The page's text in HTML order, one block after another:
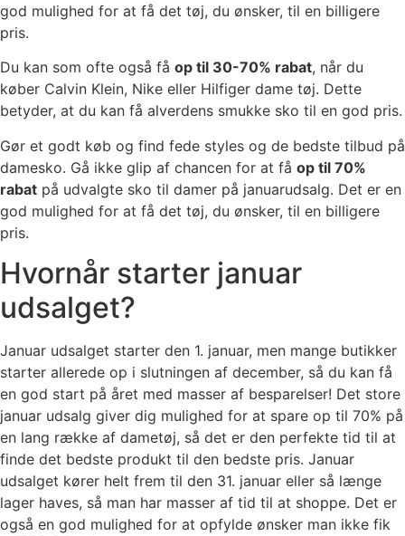
god mulighed for at få det tøj, du ønsker, til en billigere
pris.
Du kan som ofte også få op til 30-70% rabat, når du
køber Calvin Klein, Nike eller Hilfiger dame tøj. Dette
betyder, at du kan få alverdens smukke sko til en god pris.
Gør et godt køb og find fede styles og de bedste tilbud på
damesko. Gå ikke glip af chancen for at få op til 70%
rabat på udvalgte sko til damer på januarudsalg. Det er en
god mulighed for at få det tøj, du ønsker, til en billigere
pris.
Hvornår starter januar
udsalget?
Januar udsalget starter den 1. januar, men mange butikker
starter allerede op i slutningen af december, så du kan få
en god start på året med masser af besparelser! Det store
januar udsalg giver dig mulighed for at spare op til 70% på
en lang række af dametøj, så det er den perfekte tid til at
finde det bedste produkt til den bedste pris. Januar
udsalget kører helt frem til den 31. januar eller så længe
lager haves, så man har masser af tid til at shoppe. Det er
også en god mulighed for at opfylde ønsker man ikke fik